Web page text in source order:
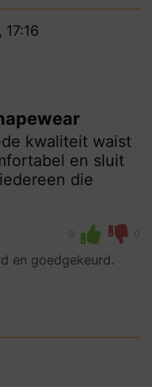
kwaliteit waist
en sluit
die
0 0
en goedgekeurd.